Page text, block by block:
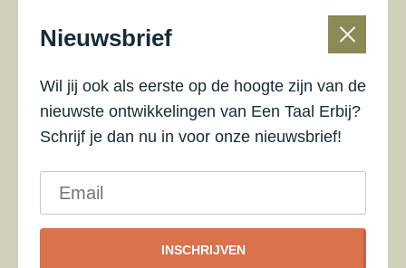
Export to .ICS file
Import to Google Calendar
Nieuwsbrief
Wil jij ook als eerste op de hoogte zijn van de
nieuwste ontwikkelingen van Een Taal Erbij?
Schrijf je dan nu in voor onze nieuwsbrief!
INSCHRIJVEN